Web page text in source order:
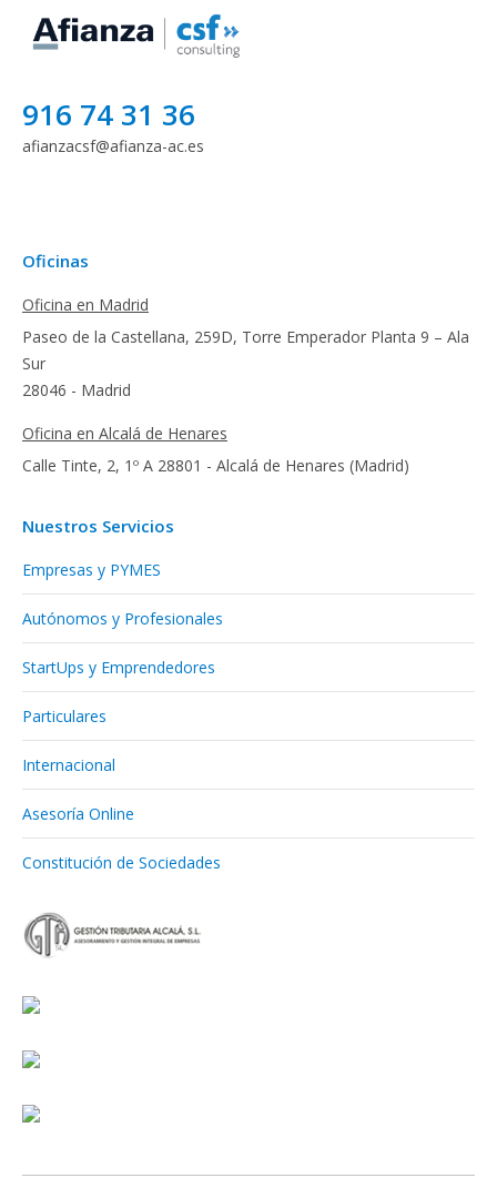
916 74 31 36
afianzacsf@afianza-ac.es
Oficinas
Oficina en Madrid
Paseo de la Castellana, 259D, Torre Emperador Planta 9 – Ala
Sur
28046 - Madrid
Oficina en Alcalá de Henares
Calle Tinte, 2, 1º A 28801 - Alcalá de Henares (Madrid)
Nuestros Servicios
Empresas y PYMES
Autónomos y Profesionales
StartUps y Emprendedores
Particulares
Internacional
Asesoría Online
Constitución de Sociedades